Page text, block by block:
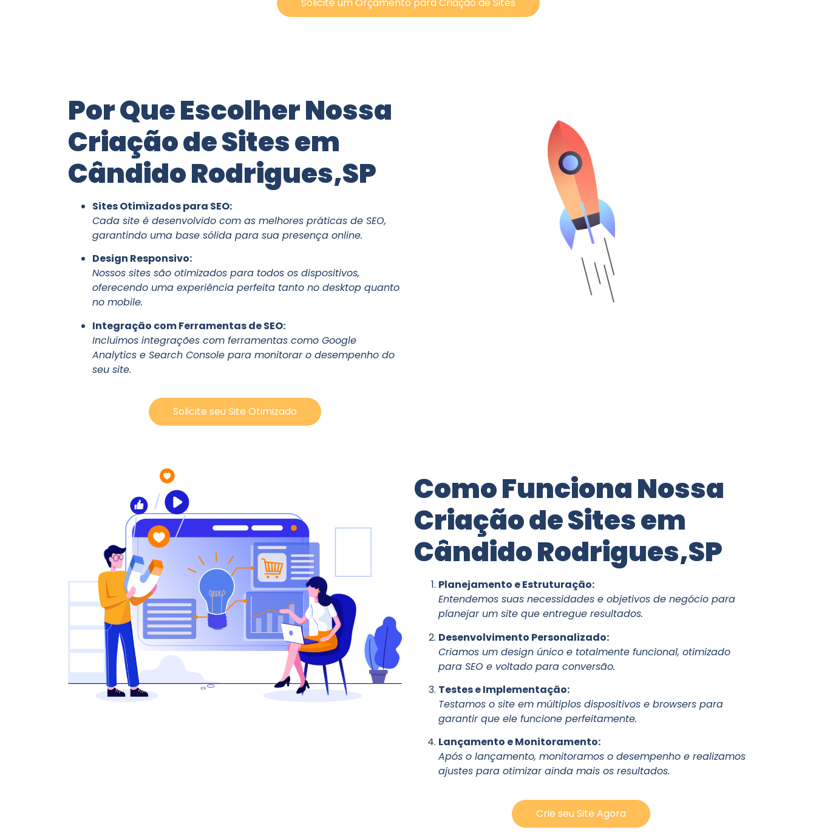
Por Que Escolher Nossa
Criação de Sites em
Cândido Rodrigues,SP
Sites Otimizados para SEO:
Cada site é desenvolvido com as melhores práticas de SEO,
garantindo uma base sólida para sua presença online.
Design Responsivo:
Nossos sites são otimizados para todos os dispositivos,
oferecendo uma experiência perfeita tanto no desktop quanto
no mobile.
Integração com Ferramentas de SEO:
Incluímos integrações com ferramentas como Google
Analytics e Search Console para monitorar o desempenho do
seu site.
Solicite seu Site Otimizado
Como Funciona Nossa
Criação de Sites em
Cândido Rodrigues,SP
Planejamento e Estruturação:
Entendemos suas necessidades e objetivos de negócio para
planejar um site que entregue resultados.
Desenvolvimento Personalizado:
Criamos um design único e totalmente funcional, otimizado
para SEO e voltado para conversão.
Testes e Implementação:
Testamos o site em múltiplos dispositivos e browsers para
garantir que ele funcione perfeitamente.
Lançamento e Monitoramento:
Após o lançamento, monitoramos o desempenho e realizamos
ajustes para otimizar ainda mais os resultados.
Crie seu Site Agora